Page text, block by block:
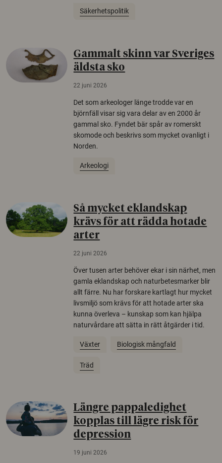
Säkerhetspolitik
Gammalt skinn var Sveriges
äldsta sko
22 juni 2026
Det som arkeologer länge trodde var en
björnfäll visar sig vara delar av en 2000 år
gammal sko. Fyndet bär spår av romerskt
skomode och beskrivs som mycket ovanligt i
Norden.
Arkeologi
Så mycket eklandskap
krävs för att rädda hotade
arter
22 juni 2026
Över tusen arter behöver ekar i sin närhet, men
gamla eklandskap och naturbetesmarker blir
allt färre. Nu har forskare kartlagt hur mycket
livsmiljö som krävs för att hotade arter ska
kunna överleva – kunskap som kan hjälpa
naturvårdare att sätta in rätt åtgärder i tid.
Växter Biologisk mångfald
Träd
Längre pappaledighet
kopplas till lägre risk för
depression
19 juni 2026